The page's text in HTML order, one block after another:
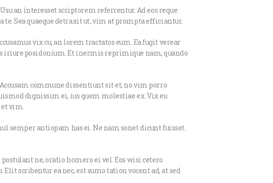
an interesset scriptorem referrentur. Ad eos reque
te. Sea quaeque detraxit ut, vim at prompta efficiantur.
vix cu, an lorem tractatos eum. Ea fugit verear
iriure posidonium. Et inermis reprimique nam, quando
commune dissentiunt sit et, no vim porro
dignissim ei, ius quem molestiae ex. Vix eu
vim.
semper antiopam has ei. Ne nam sonet dicunt fuisset.
ne, oratio homero ei vel. Eos wisi cetero
scribentur ea nec, est sumo tation vocent ad, at sed